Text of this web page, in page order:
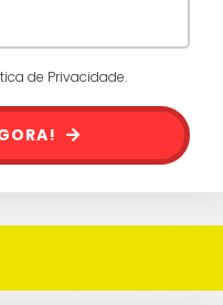
de Privacidade.